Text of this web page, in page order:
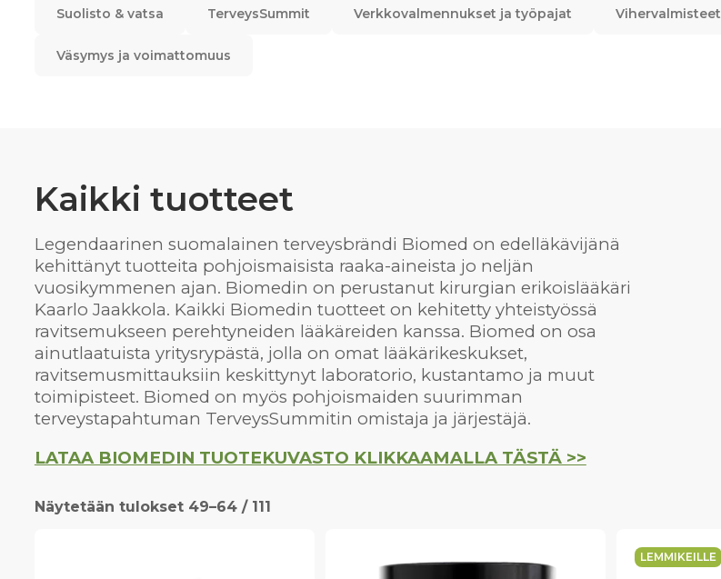
Suolisto & vatsa TerveysSummit Verkkovalmennukset ja työpajat Vihervalmisteet
Väsymys ja voimattomuus
Kaikki tuotteet
Legendaarinen suomalainen terveysbrändi Biomed on edelläkävijänä
kehittänyt tuotteita pohjoismaisista raaka-aineista jo neljän
vuosikymmenen ajan. Biomedin on perustanut kirurgian erikoislääkäri
Kaarlo Jaakkola. Kaikki Biomedin tuotteet on kehitetty yhteistyössä
ravitsemukseen perehtyneiden lääkäreiden kanssa. Biomed on osa
ainutlaatuista yritysrypästä, jolla on omat lääkärikeskukset,
ravitsemusmittauksiin keskittynyt laboratorio, kustantamo ja muut
toimipisteet. Biomed on myös pohjoismaiden suurimman
terveystapahtuman TerveysSummitin omistaja ja järjestäjä.
LATAA BIOMEDIN TUOTEKUVASTO KLIKKAAMALLA TÄSTÄ >>
Näytetään tulokset 49–64 / 111
LEMMIKEILLE